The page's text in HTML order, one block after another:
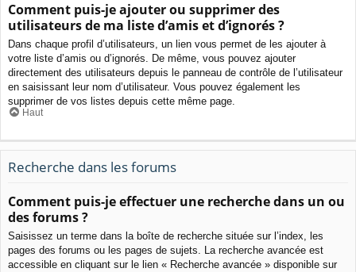
Comment puis-je ajouter ou supprimer des
utilisateurs de ma liste d’amis et d’ignorés ?
Dans chaque profil d’utilisateurs, un lien vous permet de les ajouter à
votre liste d’amis ou d’ignorés. De même, vous pouvez ajouter
directement des utilisateurs depuis le panneau de contrôle de l’utilisateur
en saisissant leur nom d’utilisateur. Vous pouvez également les
supprimer de vos listes depuis cette même page.
Haut
Recherche dans les forums
Comment puis-je effectuer une recherche dans un ou
des forums ?
Saisissez un terme dans la boîte de recherche située sur l’index, les
pages des forums ou les pages de sujets. La recherche avancée est
accessible en cliquant sur le lien « Recherche avancée » disponible sur